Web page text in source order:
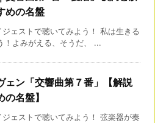
めの名盤
ジェストで聴いてみよう！ 私は生きる
！よみがえる、そうだ、 ...
ェン「交響曲第７番」【解説
名盤】
ジェストで聴いてみよう！ 弦楽器が奏